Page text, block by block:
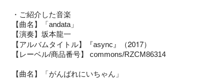
・ご紹介した音楽
【曲名】「andata」
【演奏】坂本龍一
【アルバムタイトル】『async 』（2017）
【レーベル/商品番号】 commons/RZCM86314
【曲名】「がんばれにいちゃん」